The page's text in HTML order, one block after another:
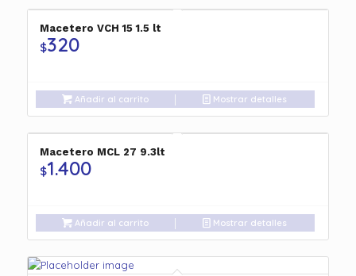
Macetero VCH 15 1.5 lt
$320
Añadir al carrito Mostrar detalles
Macetero MCL 27 9.3lt
$1.400
Añadir al carrito Mostrar detalles